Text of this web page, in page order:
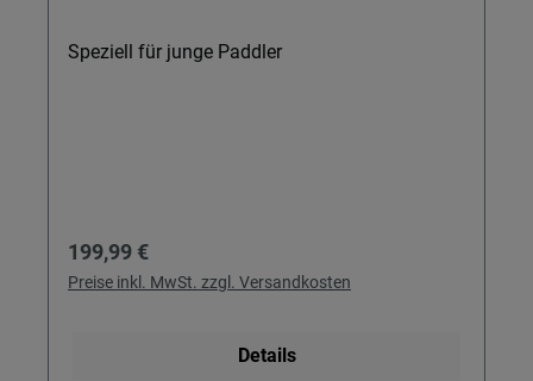
Speziell für junge Paddler
Regulärer Preis:
199,99 €
Preise inkl. MwSt. zzgl. Versandkosten
Details